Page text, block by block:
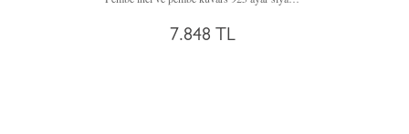
7.848 TL